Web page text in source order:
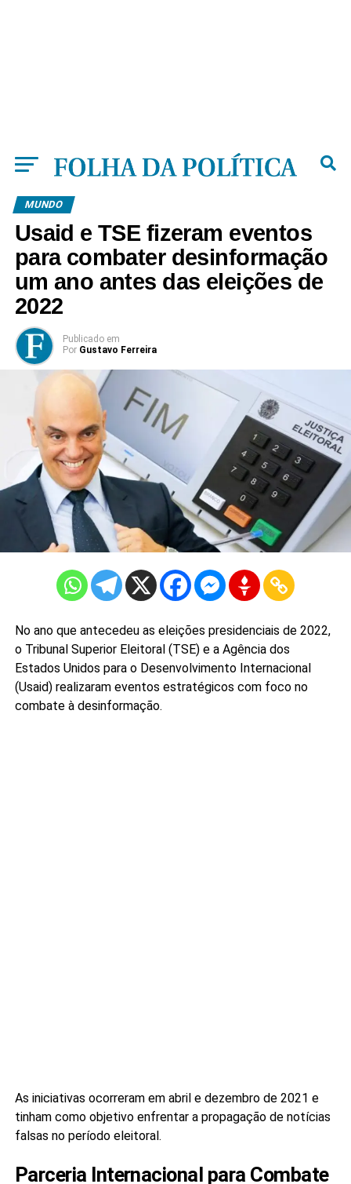
MUNDO
Usaid e TSE fizeram eventos
para combater desinformação
um ano antes das eleições de
2022
Publicado em
Por Gustavo Ferreira
No ano que antecedeu as eleições presidenciais de 2022,
o Tribunal Superior Eleitoral (TSE) e a Agência dos
Estados Unidos para o Desenvolvimento Internacional
(Usaid) realizaram eventos estratégicos com foco no
combate à desinformação.
As iniciativas ocorreram em abril e dezembro de 2021 e
tinham como objetivo enfrentar a propagação de notícias
falsas no período eleitoral.
Parceria Internacional para Combate